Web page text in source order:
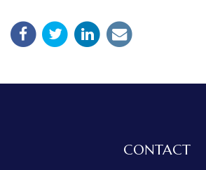
CONTACT